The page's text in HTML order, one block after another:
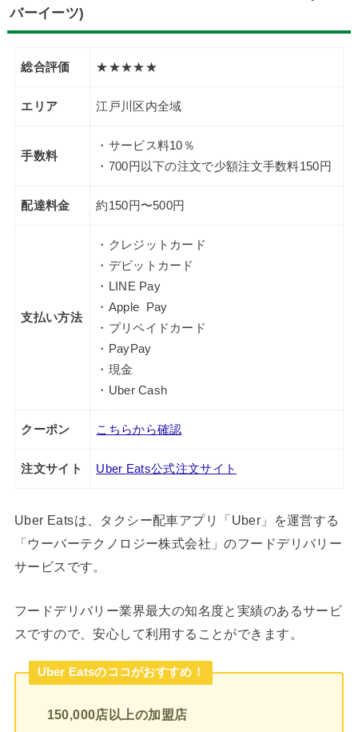
バーイーツ)
総合評価 ★★★★★
エリア 江戸川区内全域
手数料
・サービス料10％
・700円以下の注文で少額注文手数料150円
配達料金 約150円〜500円
支払い方法
・クレジットカード
・デビットカード
・LINE Pay
・Apple Pay
・プリペイドカード
・PayPay
・現金
・Uber Cash
クーポン こちらから確認
注文サイト Uber Eats公式注文サイト
Uber Eatsは、タクシー配車アプリ「Uber」を運営する
「ウーバーテクノロジー株式会社」のフードデリバリー
サービスです。
フードデリバリー業界最大の知名度と実績のあるサービ
スですので、安心して利用することができます。
Uber Eatsのココがおすすめ！
150,000店以上の加盟店